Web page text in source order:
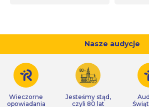
Nasze audycje
Wieczorne
opowiadania
Jesteśmy stąd,
czyli 80 lat